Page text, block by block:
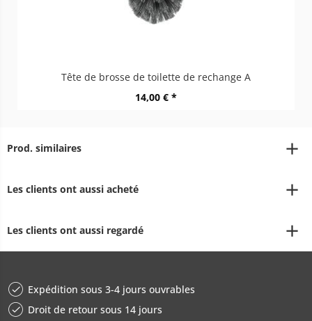
Tête de brosse de toilette de rechange A
14,00 € *
Prod. similaires
Les clients ont aussi acheté
Les clients ont aussi regardé
Expédition sous 3-4 jours ouvrables
Droit de retour sous 14 jours